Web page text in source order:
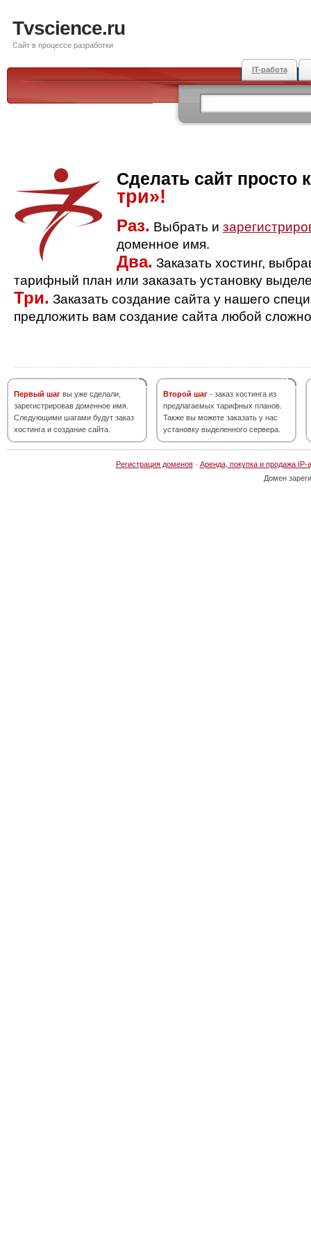
Tvscience.ru
Сайт в процессе разработки
IT-работа
Сделать сайт просто
три»!
Раз. Выбрать и
доменное имя.
Два. Заказать хостинг,
тарифный план или заказать установку
Три. Заказать создание сайта у нашего
предложить вам создание сайта любой
Первый шаг вы уже сделали,
зарегистрировав доменное имя.
Следующими шагами будут заказ
хостинга и создание сайта.
Второй шаг - заказ хостинга из
предлагаемых тарифных планов.
Также вы можете заказать у нас
установку выделенного сервера.
Регистрация доменов· Аренда, покупка и продажа IP-
Домен